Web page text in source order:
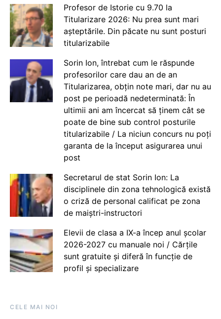
Profesor de Istorie cu 9.70 la
Titularizare 2026: Nu prea sunt mari
așteptările. Din păcate nu sunt posturi
titularizabile
Sorin Ion, întrebat cum le răspunde
profesorilor care dau an de an
Titularizarea, obțin note mari, dar nu au
post pe perioadă nedeterminată: În
ultimii ani am încercat să ținem cât se
poate de bine sub control posturile
titularizabile / La niciun concurs nu poți
garanta de la început asigurarea unui
post
Secretarul de stat Sorin Ion: La
disciplinele din zona tehnologică există
o criză de personal calificat pe zona
de maiștri-instructori
Elevii de clasa a IX-a încep anul școlar
2026-2027 cu manuale noi / Cărțile
sunt gratuite și diferă în funcție de
profil și specializare
CELE MAI NOI